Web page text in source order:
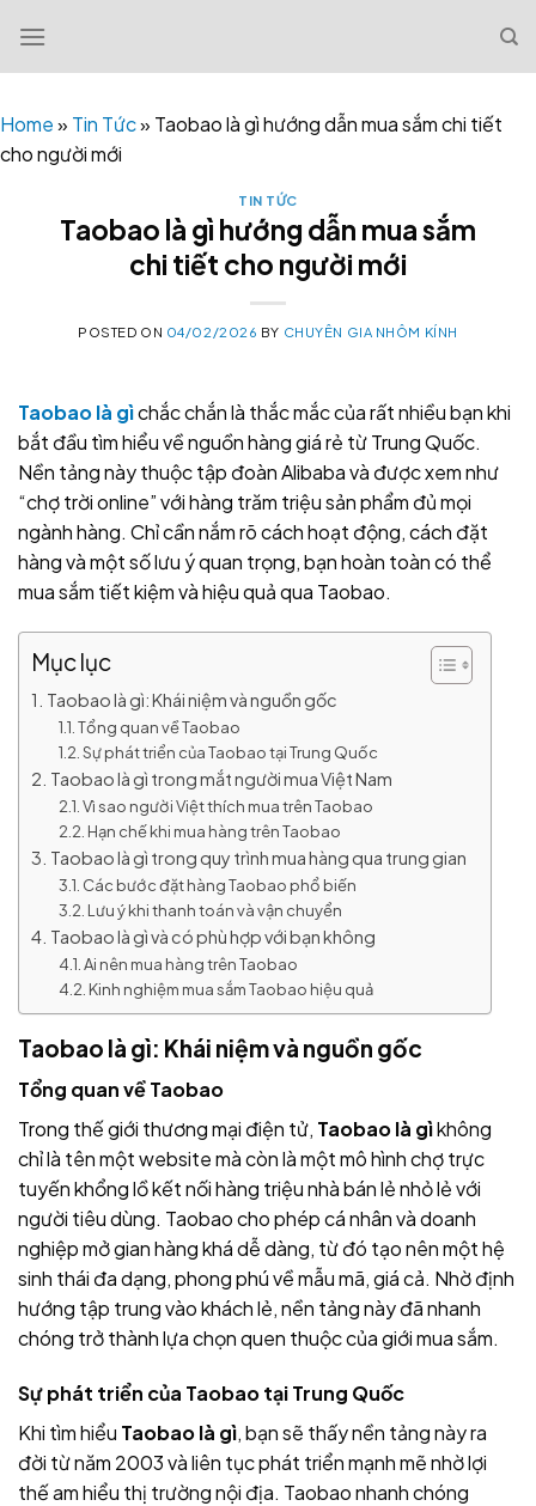
content
Home» Tin Tức» Taobao là gì hướng dẫn mua sắm chi tiết
cho người mới
TIN TỨC
Taobao là gì hướng dẫn mua sắm
chi tiết cho người mới
POSTED ON 04/02/2026 BY CHUYÊN GIA NHÔM KÍNH
Taobao là gìchắc chắn là thắc mắc của rất nhiều bạn khi
bắt đầu tìm hiểu về nguồn hàng giá rẻ từ Trung Quốc.
Nền tảng này thuộc tập đoàn Alibaba và được xem như
“chợ trời online” với hàng trăm triệu sản phẩm đủ mọi
ngành hàng. Chỉ cần nắm rõ cách hoạt động, cách đặt
hàng và một số lưu ý quan trọng, bạn hoàn toàn có thể
mua sắm tiết kiệm và hiệu quả qua Taobao.
Mục lục
Taobao là gì: Khái niệm và nguồn gốc
Tổng quan về Taobao
Sự phát triển của Taobao tại Trung Quốc
Taobao là gì trong mắt người mua Việt Nam
Vì sao người Việt thích mua trên Taobao
Hạn chế khi mua hàng trên Taobao
Taobao là gì trong quy trình mua hàng qua trung gian
Các bước đặt hàng Taobao phổ biến
Lưu ý khi thanh toán và vận chuyển
Taobao là gì và có phù hợp với bạn không
Ai nên mua hàng trên Taobao
Kinh nghiệm mua sắm Taobao hiệu quả
Taobao là gì: Khái niệm và nguồn gốc
Tổng quan về Taobao
Trong thế giới thương mại điện tử, Taobao là gìkhông
chỉ là tên một website mà còn là một mô hình chợ trực
tuyến khổng lồ kết nối hàng triệu nhà bán lẻ nhỏ lẻ với
người tiêu dùng. Taobao cho phép cá nhân và doanh
nghiệp mở gian hàng khá dễ dàng, từ đó tạo nên một hệ
sinh thái đa dạng, phong phú về mẫu mã, giá cả. Nhờ định
hướng tập trung vào khách lẻ, nền tảng này đã nhanh
chóng trở thành lựa chọn quen thuộc của giới mua sắm.
Sự phát triển của Taobao tại Trung Quốc
Khi tìm hiểu Taobao là gì, bạn sẽ thấy nền tảng này ra
đời từ năm 2003 và liên tục phát triển mạnh mẽ nhờ lợi
thế am hiểu thị trường nội địa. Taobao nhanh chóng